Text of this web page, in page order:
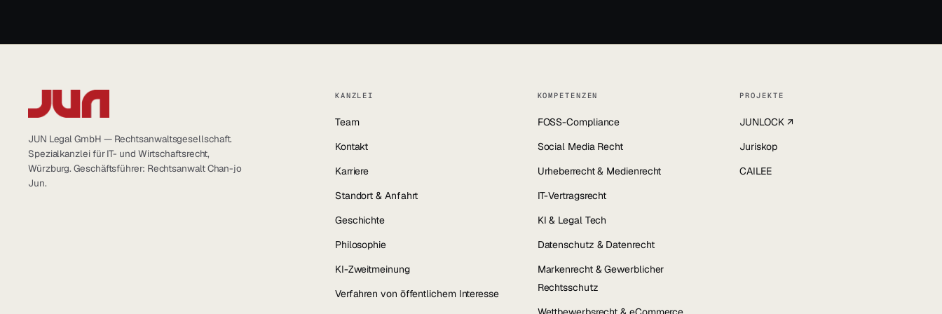
JUN Legal GmbH — Rechtsanwaltsgesellschaft.
Spezialkanzlei für IT- und Wirtschaftsrecht,
Würzburg. Geschäftsführer: Rechtsanwalt Chan-jo
Jun.
KANZLEI
Team
Kontakt
Karriere
Standort & Anfahrt
Geschichte
Philosophie
KI-Zweitmeinung
Verfahren von öffentlichem Interesse
KOMPETENZEN
FOSS-Compliance
Social Media Recht
Urheberrecht & Medienrecht
IT-Vertragsrecht
KI & Legal Tech
Datenschutz & Datenrecht
Markenrecht & Gewerblicher
Rechtsschutz
PROJEKTE
JUNLOCK ↗
Juriskop
CAILEE